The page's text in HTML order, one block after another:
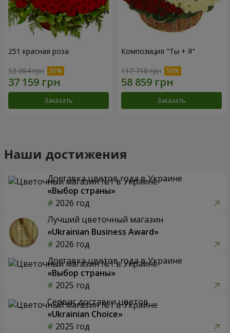
251 красная роза
53 084 грн
Заказать
Композиция "Ты + Я"
117 718 грн
Заказать
Наши достижения
Доставка цветов года в Украине
«Выбор страны»
2026 год
Лучший цветочный магазин
«Ukrainian Business Award»
2026 год
Доставка цветов года в Украине
«Выбор страны»
2025 год
Сервис доставки цветов
«Ukrainian Choice»
2025 год